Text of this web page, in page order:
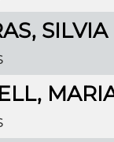
SILVIA